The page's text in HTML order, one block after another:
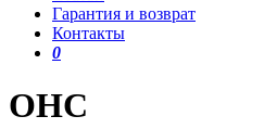
Гарантия и возврат
Контакты
0
OHC